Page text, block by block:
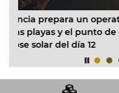
especial de limpieza
para el